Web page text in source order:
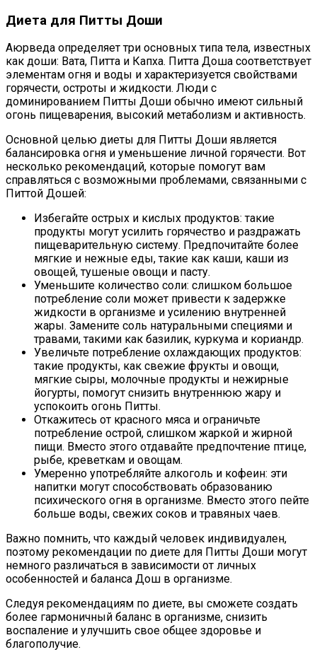
Диета для Питты Доши
Аюрведа определяет три основных типа тела, известных
как доши: Вата, Питта и Капха. Питта Доша соответствует
элементам огня и воды и характеризуется свойствами
горячести, остроты и жидкости. Люди с
доминированием Питты Доши обычно имеют сильный
огонь пищеварения, высокий метаболизм и активность.
Основной целью диеты для Питты Доши является
балансировка огня и уменьшение личной горячести. Вот
несколько рекомендаций, которые помогут вам
справляться с возможными проблемами, связанными с
Питтой Дошей:
Избегайте острых и кислых продуктов: такие
продукты могут усилить горячество и раздражать
пищеварительную систему. Предпочитайте более
мягкие и нежные еды, такие как каши, каши из
овощей, тушеные овощи и пасту.
Уменьшите количество соли: слишком большое
потребление соли может привести к задержке
жидкости в организме и усилению внутренней
жары. Замените соль натуральными специями и
травами, такими как базилик, куркума и кориандр.
Увеличьте потребление охлаждающих продуктов:
такие продукты, как свежие фрукты и овощи,
мягкие сыры, молочные продукты и нежирные
йогурты, помогут снизить внутреннюю жару и
успокоить огонь Питты.
Откажитесь от красного мяса и ограничьте
потребление острой, слишком жаркой и жирной
пищи. Вместо этого отдавайте предпочтение птице,
рыбе, креветкам и овощам.
Умеренно употребляйте алкоголь и кофеин: эти
напитки могут способствовать образованию
психического огня в организме. Вместо этого пейте
больше воды, свежих соков и травяных чаев.
Важно помнить, что каждый человек индивидуален,
поэтому рекомендации по диете для Питты Доши могут
немного различаться в зависимости от личных
особенностей и баланса Дош в организме.
Следуя рекомендациям по диете, вы сможете создать
более гармоничный баланс в организме, снизить
воспаление и улучшить свое общее здоровье и
благополучие.